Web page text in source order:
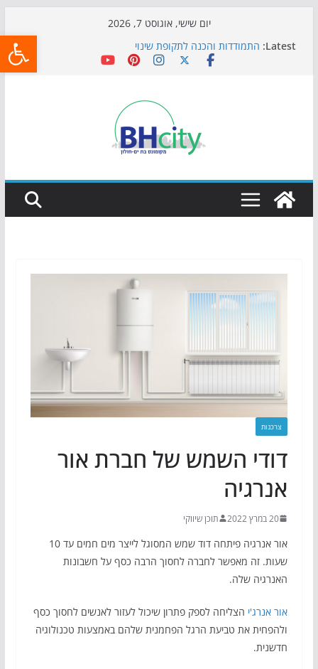
יום שישי, אוגוסט 7, 2026
Latest: התמודדות והכנה לתקופת שינוי
אי ההרפתקאות ממשיך לכבוש את הגינות: מאות משפחות
כדורגל באווירה מיוחדת: הקרנת גמר המונדיאל בטרמינל
הקיץ של בני הנוער בבת־ים: חוף הריביירה הופך למרחב
בטוח בשעות הערב
צרכנות
דודי השמש של חברת אור
אנרגיה
20 במרץ 2022 תוכן שיווקי
אור אנרגיה פיתחה דוד שמש המסוגל לייצר מים חמים עד 10
שעות. זה מאפשר לחברה לחסוך הרבה כסף על חשבונות
האנרגיה שלה.
אור אנרג'י הצליחה לספק פתרון שיכול לעזור לאנשים לחסוך כסף
ולהפחית את טביעת הרגל הפחמנית שלהם באמצעות טכנולוגיה
חדשנית.